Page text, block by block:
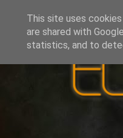
This site uses
are shared with
statistics, and to